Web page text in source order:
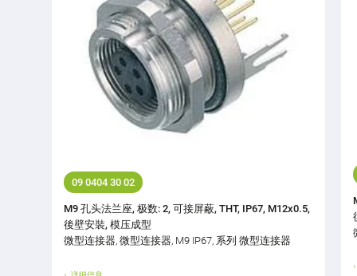
09 0404 30 02
M9 孔头法兰座, 极数: 2, 可接屏蔽, THT, IP67, M12x0.5,
後壁安裝, 模压成型
微型连接器, 微型连接器, M9 IP67, 系列 微型连接器